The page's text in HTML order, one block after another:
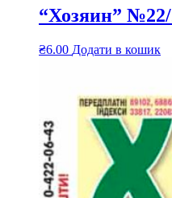
“Хозяин” №22/
₴6.00 Додати в кошик